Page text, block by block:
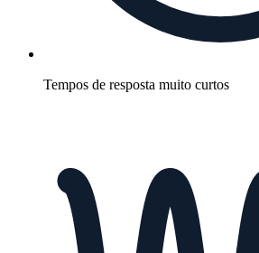
Tempos de resposta muito curtos